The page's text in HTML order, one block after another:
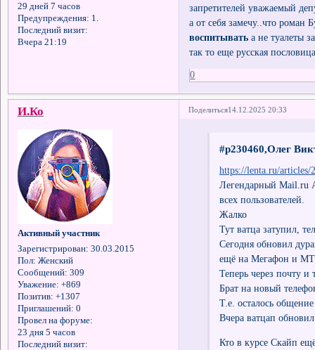
29 дней 7 часов
Предупреждения: 1.
Последний визит:
Вчера 21:19
запретителей уважаемый
а от себя замечу..что роман
воспитывать а не туалеты
так то еще русская
0
Поделиться14.12.2025 20:33
И.Ко
Активный участник
Зарегистрирован: 30.03.2015
Пол: Женский
Сообщений: 309
Уважение: +869
Позитив: +1307
Приглашений: 0
Провел на форуме:
23 дня 5 часов
Последний визит:
#p230460,Олег
https://lenta.ru/articles/
Легендарный Мail.ru
всех пользователей.
Жалко
Тут ватца затупил,
Сегодня обновил
ещё на Мегафон и
Теперь через почту
Брат на новый
Т.е. осталось
Вчера ватцап
Кто в курсе Скайп